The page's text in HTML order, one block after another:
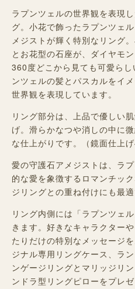
ラプンツェルの世界観を表現
グ。小花で飾ったラプンツェ
メジストが輝く特別なリング
とお花型の石座が、ダイヤモ
360度どこから見ても可愛ら
ンツェルの髪とパスカルをイ
世界観を表現しています。
リング部分は、上品で優しい
げ。滑らかなつや消しの中に
な仕上がりです。（鏡面仕上
愛の守護石アメジストは、ラ
的な愛を象徴するロマンチッ
ジリングとの重ね付けにも最適
リング内側には「ラプンツェ
きます。好きなキャラクター
たりだけの特別なメッセージ
ジナル専用リングケース、ラ
ンゲージリングとマリッジリ
ンドラ型リングピローをプレゼ